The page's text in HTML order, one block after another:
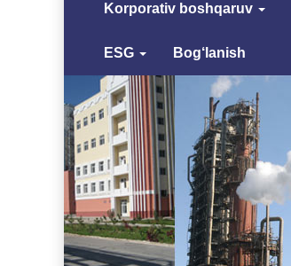
Korporativ boshqaruv
ESG Bog‘lanish